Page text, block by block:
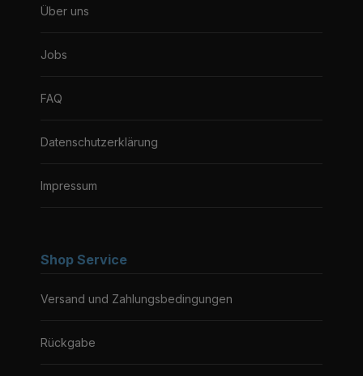
Über uns
Jobs
FAQ
Datenschutzerklärung
Impressum
Shop Service
Versand und Zahlungsbedingungen
Rückgabe